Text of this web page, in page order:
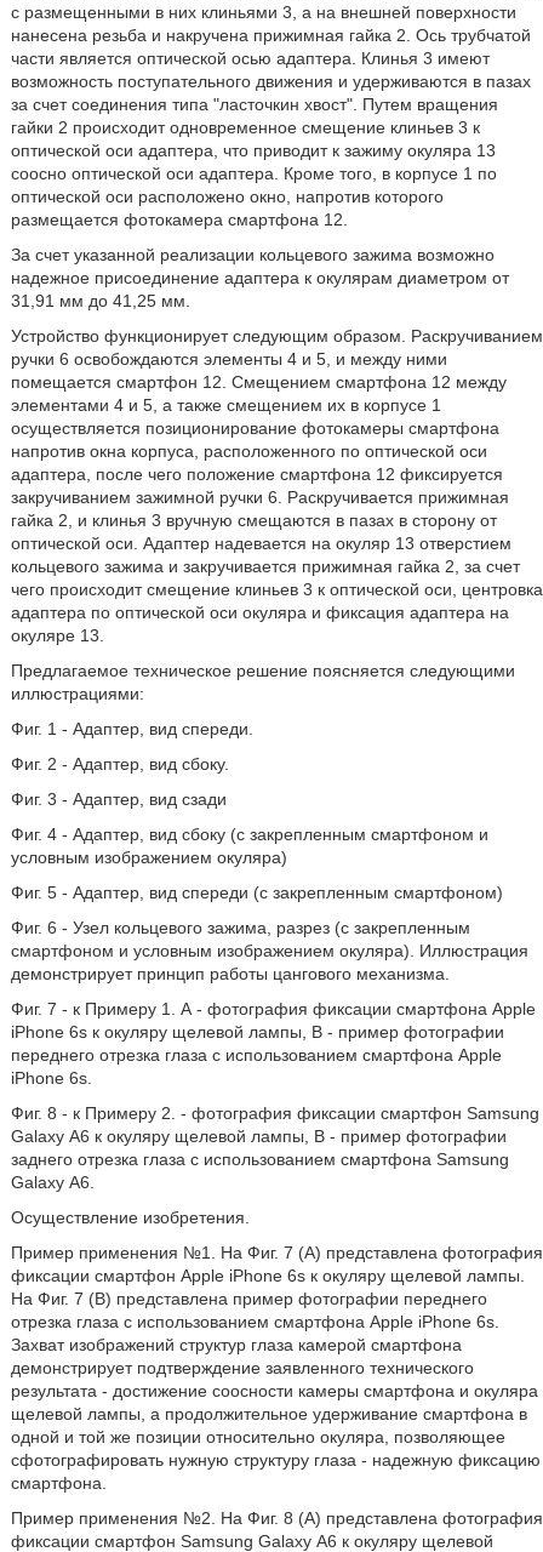
с размещенными в них клиньями 3, а на внешней поверхности
нанесена резьба и накручена прижимная гайка 2. Ось трубчатой
части является оптической осью адаптера. Клинья 3 имеют
возможность поступательного движения и удерживаются в пазах
за счет соединения типа "ласточкин хвост". Путем вращения
гайки 2 происходит одновременное смещение клиньев 3 к
оптической оси адаптера, что приводит к зажиму окуляра 13
соосно оптической оси адаптера. Кроме того, в корпусе 1 по
оптической оси расположено окно, напротив которого
размещается фотокамера смартфона 12.
За счет указанной реализации кольцевого зажима возможно
надежное присоединение адаптера к окулярам диаметром от
31,91 мм до 41,25 мм.
Устройство функционирует следующим образом. Раскручиванием
ручки 6 освобождаются элементы 4 и 5, и между ними
помещается смартфон 12. Смещением смартфона 12 между
элементами 4 и 5, а также смещением их в корпусе 1
осуществляется позиционирование фотокамеры смартфона
напротив окна корпуса, расположенного по оптической оси
адаптера, после чего положение смартфона 12 фиксируется
закручиванием зажимной ручки 6. Раскручивается прижимная
гайка 2, и клинья 3 вручную смещаются в пазах в сторону от
оптической оси. Адаптер надевается на окуляр 13 отверстием
кольцевого зажима и закручивается прижимная гайка 2, за счет
чего происходит смещение клиньев 3 к оптической оси, центровка
адаптера по оптической оси окуляра и фиксация адаптера на
окуляре 13.
Предлагаемое техническое решение поясняется следующими
иллюстрациями:
Фиг. 1 - Адаптер, вид спереди.
Фиг. 2 - Адаптер, вид сбоку.
Фиг. 3 - Адаптер, вид сзади
Фиг. 4 - Адаптер, вид сбоку (с закрепленным смартфоном и
условным изображением окуляра)
Фиг. 5 - Адаптер, вид спереди (с закрепленным смартфоном)
Фиг. 6 - Узел кольцевого зажима, разрез (с закрепленным
смартфоном и условным изображением окуляра). Иллюстрация
демонстрирует принцип работы цангового механизма.
Фиг. 7 - к Примеру 1. А - фотография фиксации смартфона Apple
iPhone 6s к окуляру щелевой лампы, В - пример фотографии
переднего отрезка глаза с использованием смартфона Apple
iPhone 6s.
Фиг. 8 - к Примеру 2. - фотография фиксации смартфон Samsung
Galaxy А6 к окуляру щелевой лампы, В - пример фотографии
заднего отрезка глаза с использованием смартфона Samsung
Galaxy А6.
Осуществление изобретения.
Пример применения №1. На Фиг. 7 (А) представлена фотография
фиксации смартфон Apple iPhone 6s к окуляру щелевой лампы.
На Фиг. 7 (В) представлена пример фотографии переднего
отрезка глаза с использованием смартфона Apple iPhone 6s.
Захват изображений структур глаза камерой смартфона
демонстрирует подтверждение заявленного технического
результата - достижение соосности камеры смартфона и окуляра
щелевой лампы, а продолжительное удерживание смартфона в
одной и той же позиции относительно окуляра, позволяющее
сфотографировать нужную структуру глаза - надежную фиксацию
смартфона.
Пример применения №2. На Фиг. 8 (А) представлена фотография
фиксации смартфон Samsung Galaxy А6 к окуляру щелевой